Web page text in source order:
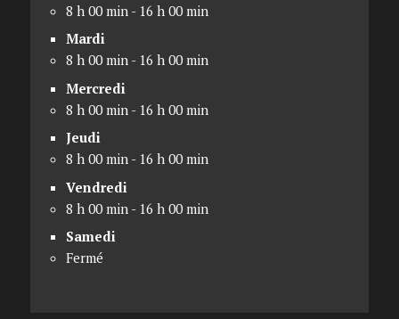
8 h 00 min - 16 h 00 min
Mardi
8 h 00 min - 16 h 00 min
Mercredi
8 h 00 min - 16 h 00 min
Jeudi
8 h 00 min - 16 h 00 min
Vendredi
8 h 00 min - 16 h 00 min
Samedi
Fermé